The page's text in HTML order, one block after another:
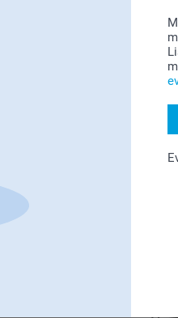
sitä suuresti! ❤️
sitä suuresti! Ihanaa
yhtä paljon! 😊